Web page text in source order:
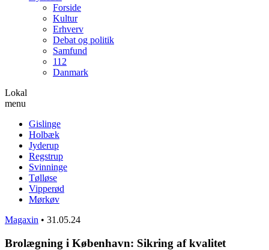
Forside
Kultur
Erhverv
Debat og politik
Samfund
112
Danmark
Lokal
menu
Gislinge
Holbæk
Jyderup
Regstrup
Svinninge
Tølløse
Vipperød
Mørkøv
Magaxin • 31.05.24
Brolægning i København: Sikring af kvalitet